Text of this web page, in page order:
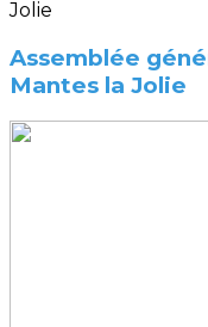
Assemblée
Mantes la Jolie